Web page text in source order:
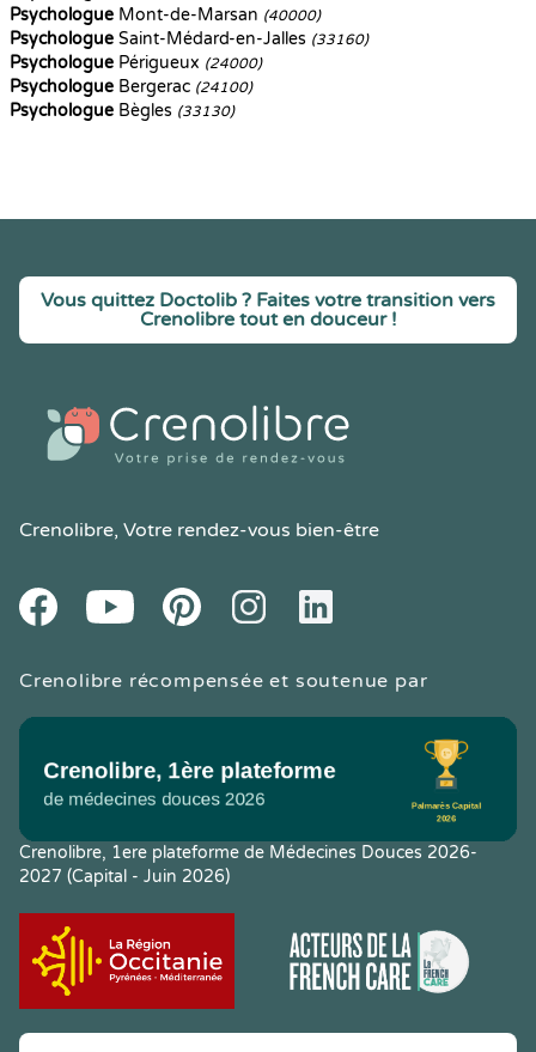
Psychologue Mont-de-Marsan (40000)
Psychologue Saint-Médard-en-Jalles (33160)
Psychologue Périgueux (24000)
Psychologue Bergerac (24100)
Psychologue Bègles (33130)
Vous quittez Doctolib ? Faites votre transition vers
Crenolibre tout en douceur !
Crenolibre, Votre rendez-vous bien-être
FacebookYoutube PinteresetInstagramLinkedIn
Crenolibre récompensée et soutenue par
Crenolibre, 1ere plateforme de Médecines Douces 2026-
2027 (Capital - Juin 2026)